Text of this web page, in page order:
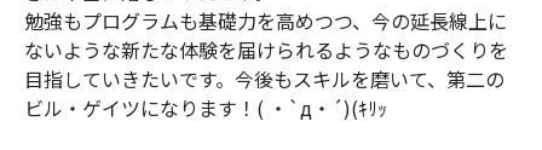
勉強もプログラムも基礎力を高めつつ、今の延長線上に
ないような新たな体験を届けられるようなものづくりを
目指していきたいです。 今後もスキルを磨いて、第二の
ビル・ゲイツになります！ ( ・`д・´)(ｷﾘｯ